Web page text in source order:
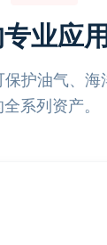
业应
护油气、
全系列资产。